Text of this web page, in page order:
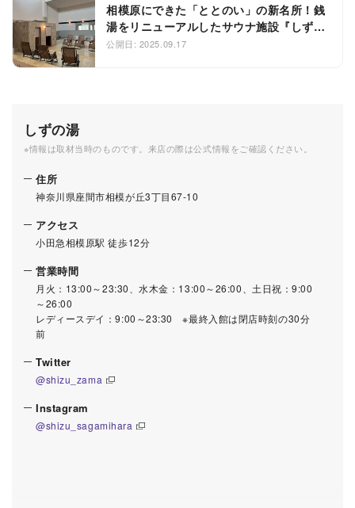
相模原にできた「ととのい」の新名所！銭
湯をリニューアルしたサウナ施設『しずの
湯』
公開日: 2025.09.17
しずの湯
※情報は取材当時のものです。来店の際は公式情報をご確認ください。
住所
神奈川県座間市相模が丘3丁目67-10
アクセス
小田急相模原駅 徒歩12分
営業時間
月火：13:00～23:30、水木金：13:00～26:00、土日祝：9:00
～26:00
レディースデイ：9:00～23:30 ※最終入館は閉店時刻の30分
前
Twitter
@shizu_zama
Instagram
@shizu_sagamihara